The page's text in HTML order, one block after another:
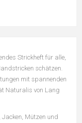
Strickheft für alle,
schätzen.
mit spannenden
Naturalis von Lang
Jacken, Mützen und